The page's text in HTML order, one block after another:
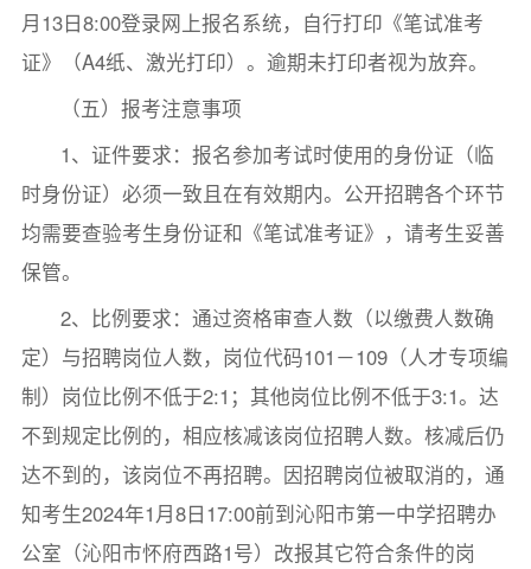
月13日8:00登录网上报名系统，自行打印《笔试准考
证》（A4纸、激光打印）。逾期未打印者视为放弃。
（五）报考注意事项
1、证件要求：报名参加考试时使用的身份证（临
时身份证）必须一致且在有效期内。公开招聘各个环节
均需要查验考生身份证和《笔试准考证》，请考生妥善
保管。
2、比例要求：通过资格审查人数（以缴费人数确
定）与招聘岗位人数，岗位代码101－109（人才专项编
制）岗位比例不低于2:1；其他岗位比例不低于3:1。达
不到规定比例的，相应核减该岗位招聘人数。核减后仍
达不到的，该岗位不再招聘。因招聘岗位被取消的，通
知考生2024年1月8日17:00前到沁阳市第一中学招聘办
公室（沁阳市怀府西路1号）改报其它符合条件的岗